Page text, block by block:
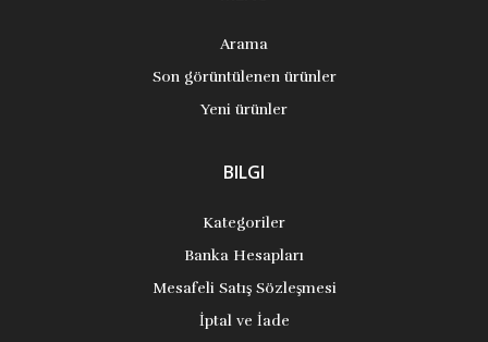
Arama
Son görüntülenen ürünler
Yeni ürünler
BILGI
Kategoriler
Banka Hesapları
Mesafeli Satış Sözleşmesi
İptal ve İade